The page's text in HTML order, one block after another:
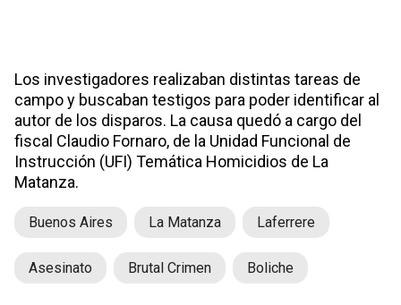
Los investigadores realizaban distintas tareas de
campo y buscaban testigos para poder identificar al
autor de los disparos. La causa quedó a cargo del
fiscal Claudio Fornaro, de la Unidad Funcional de
Instrucción (UFI) Temática Homicidios de La
Matanza.
Buenos Aires La Matanza Laferrere
Asesinato Brutal Crimen Boliche